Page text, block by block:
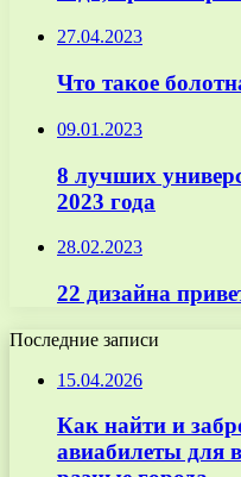
27.04.2023
Что такое
09.01.2023
8 лучших
2023 года
28.02.2023
22 дизайна
Последние записи
15.04.2026
Как найти и
авиабилеты для